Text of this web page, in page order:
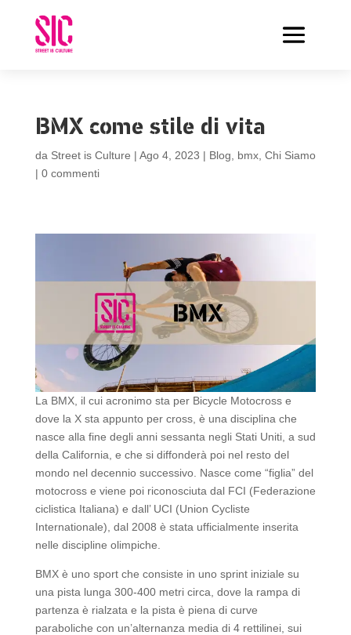
BMX come stile di vita
da Street is Culture | Ago 4, 2023 | Blog bmx, Chi Siamo
| 0 commenti
La BMX, il cui acronimo sta per Bicycle Motocross e
dove la X sta appunto per cross, è una disciplina che
nasce alla fine degli anni sessanta negli Stati Uniti, a sud
della California, e che si diffonderà poi nel resto del
mondo nel decennio successivo. Nasce come “figlia” del
motocross e viene poi riconosciuta dal FCI (Federazione
ciclistica Italiana) e dall’ UCI (Union Cycliste
Internationale), dal 2008 è stata ufficialmente inserita
nelle discipline olimpiche.
BMX è uno sport che consiste in uno sprint iniziale su
una pista lunga 300-400 metri circa, dove la rampa di
partenza è rialzata e la pista è piena di curve
paraboliche con un’alternanza media di 4 rettilinei, sui